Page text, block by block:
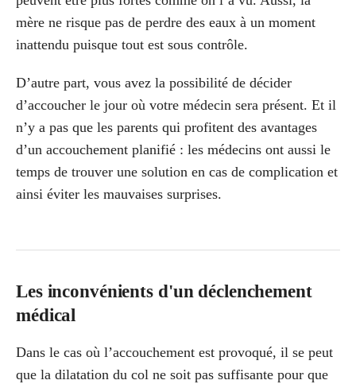
mère ne risque pas de perdre des eaux à un moment
inattendu puisque tout est sous contrôle.
D’autre part, vous avez la possibilité de décider
d’accoucher le jour où votre médecin sera présent. Et il
n’y a pas que les parents qui profitent des avantages
d’un accouchement planifié : les médecins ont aussi le
temps de trouver une solution en cas de complication et
ainsi éviter les mauvaises surprises.
Les inconvénients d'un déclenchement
médical
Dans le cas où l’accouchement est provoqué, il se peut
que la dilatation du col ne soit pas suffisante pour que